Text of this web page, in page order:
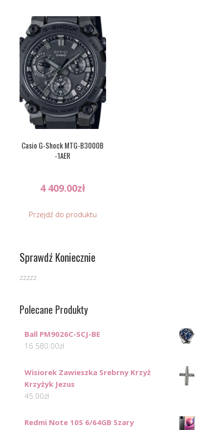
Casio G-Shock MTG-B3000B
-1AER
4 409.00zł
Przejdź do produktu
Sprawdź Koniecznie
zzzzz
Polecane Produkty
Ball PM9026C-SCJ-BE
16 580.00zł
Wisiorek Zawieszka Srebrny Krzyż
Krzyżyk Jezus
45.00zł
Redmi Note 10S 6/64GB Szary